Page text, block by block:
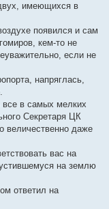
имеющихся в
появился и сам
кем-то не
если не
напряглась,
все в самых мелких
Секретаря ЦК
величественно даже
вас на
на землю
ответил на